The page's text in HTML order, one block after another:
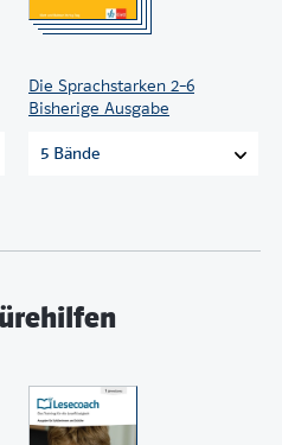
Die Sprachstarken 2–6
Bisherige Ausgabe
5 Bände